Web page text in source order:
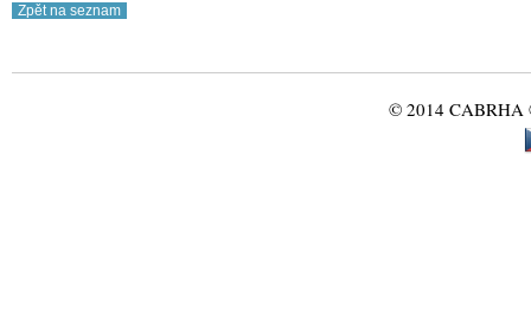
© 2014 CABRHA